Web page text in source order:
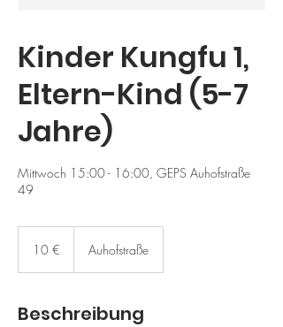
Kinder Kungfu 1,
Eltern-Kind (5-7
Jahre)
Mittwoch 15:00 - 16:00, GEPS Auhofstraße
49
10 € Auhofstraße
Beschreibung